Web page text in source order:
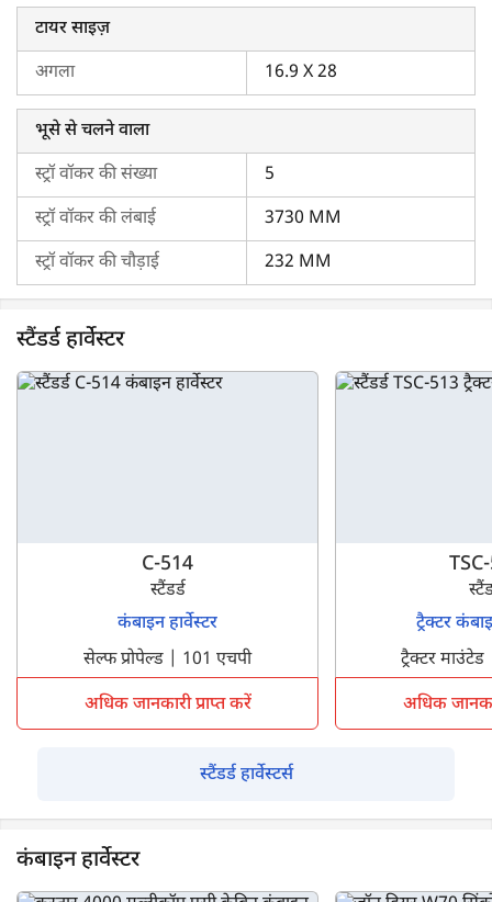
टायर साइज़
अगला
16.9 X 28
भूसे से चलने वाला
स्ट्रॉ वॉकर की संख्या
5
स्ट्रॉ वॉकर की लंबाई
3730 MM
स्ट्रॉ वॉकर की चौड़ाई
232 MM
स्टैंडर्ड हार्वेस्टर
C-514
स्टैंडर्ड
कंबाइन हार्वेस्टर
सेल्फ प्रोपेल्ड | 101 एचपी
अधिक जानकारी प्राप्त करें
ट्रैक्टर
ट्रैक्टर
अधिक
स्टैंडर्ड हार्वेस्टर्स
कंबाइन हार्वेस्टर